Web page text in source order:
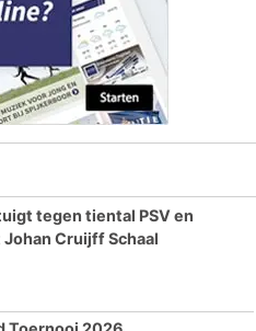
tegen tiental PSV en
Cruijff Schaal